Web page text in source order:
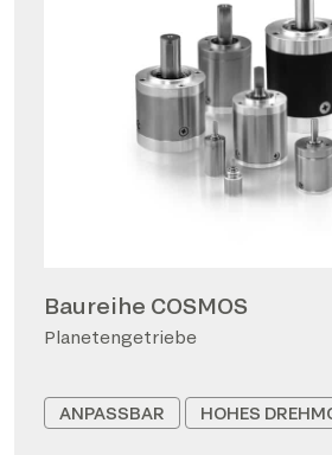
Baureihe COSMOS
Planetengetriebe
ANPASSBAR HOHES